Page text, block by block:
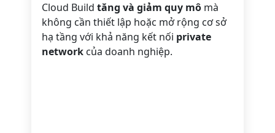
Cloud Build tăng và giảm quy mômà
không cần thiết lập hoặc mở rộng cơ sở
hạ tầng với khả năng kết nối private
networkcủa doanh nghiệp.